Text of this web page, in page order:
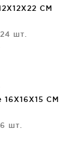
CM
шт.
CM
шт.